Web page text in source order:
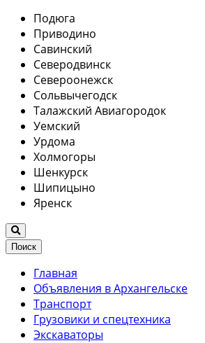
Подюга
Приводино
Савинский
Северодвинск
Североонежск
Сольвычегодск
Талажский Авиагородок
Уемский
Урдома
Холмогоры
Шенкурск
Шипицыно
Яренск
Поиск
Главная
Объявления в Архангельске
Транспорт
Грузовики и спецтехника
Экскаваторы